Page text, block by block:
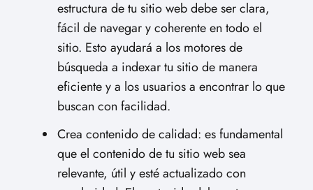
estructura de tu sitio web debe ser clara,
fácil de navegar y coherente en todo el
sitio. Esto ayudará a los motores de
búsqueda a indexar tu sitio de manera
eficiente y a los usuarios a encontrar lo que
buscan con facilidad.
Crea contenido de calidad: es fundamental
que el contenido de tu sitio web sea
relevante, útil y esté actualizado con